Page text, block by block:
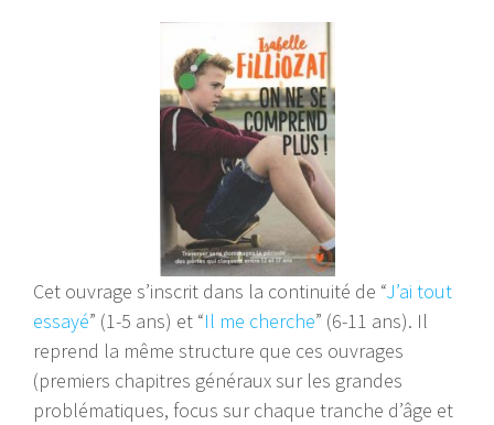
Cet ouvrage s’inscrit dans la continuité de “J’ai tout
essayé” (1-5 ans) et “Il me cherche” (6-11 ans). Il
reprend la même structure que ces ouvrages
(premiers chapitres généraux sur les grandes
problématiques, focus sur chaque tranche d’âge et